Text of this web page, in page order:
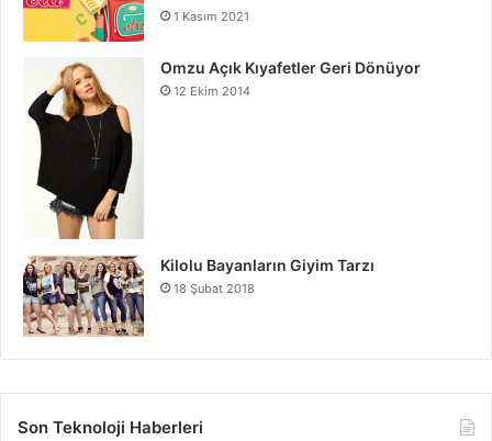
haritalarınızda bu bağlantıların izleri varsa… Belki de ruh
eşinizi çoktan bulmuşsunuzdur.
Astroloji
1 Kasım 2021
Omzu Açık Kıyafetler Geri Dönüyor
12 Ekim 2014
Kilolu Bayanların Giyim Tarzı
18 Şubat 2018
Son Teknoloji Haberleri